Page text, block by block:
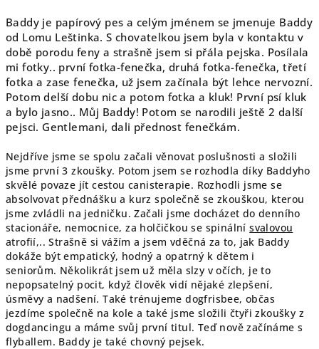
Baddy je papírový pes a celým jménem se jmenuje Baddy
od Lomu Leštinka. S chovatelkou jsem byla v kontaktu v
době porodu feny a strašně jsem si přála pejska. Posílala
mi fotky.. první fotka-fenečka, druhá fotka-fenečka, třetí
fotka a zase fenečka, už jsem začínala být lehce nervozní.
Potom delší dobu nic a potom fotka a kluk! První psí kluk
a bylo jasno.. Můj Baddy! Potom se narodili ještě 2 další
pejsci. Gentlemani, dali přednost fenečkám.
Nejdříve jsme se spolu začali věnovat poslušnosti a složili
jsme první 3 zkoušky. Potom jsem se rozhodla díky Baddyho
skvělé povaze jít cestou canisterapie. Rozhodli jsme se
absolvovat přednášku a kurz společně se zkouškou, kterou
jsme zvládli na jedničku. Začali jsme docházet do denního
stacionáře, nemocnice, za holčičkou se spinálnísvalovou
atrofií,.. Strašně si vážím a jsem vděčná za to, jak Baddy
dokáže být empatický, hodný a opatrný k dětem i
seniorům. Několikrát jsem už měla slzy v očích, je to
nepopsatelný pocit, když člověk vidí nějaké zlepšení,
úsměvy a nadšení. Také trénujeme dogfrisbee, občas
jezdíme společně na kole a také jsme složili čtyři zkoušky z
dogdancingu a máme svůj první titul. Teď nově začínáme s
flyballem. Baddy je také chovný pejsek.